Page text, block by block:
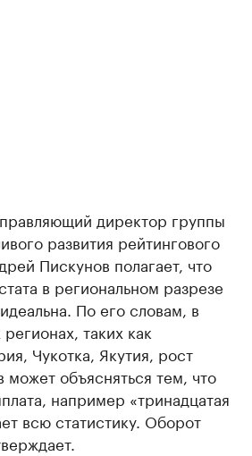
директор группы
развития рейтингового
Пискунов полагает, что
в региональном разрезе
По его словам, в
таких как
Чукотка, Якутия, рост
может объясняться тем, что
например «тринадцатая
всю статистику. Оборот